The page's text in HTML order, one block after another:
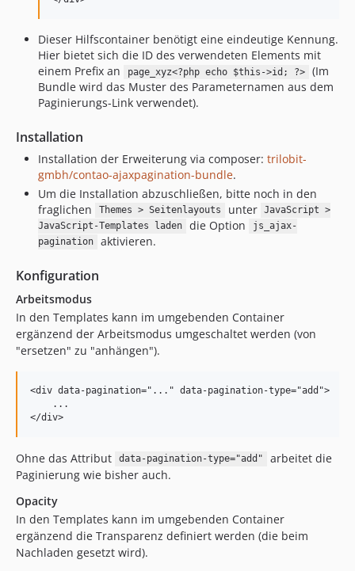
Dieser Hilfscontainer benötigt eine eindeutige Kennung.
Hier bietet sich die ID des verwendeten Elements mit
einem Prefix an
page_xyz<?php echo $this->id; ?>
(Im
Bundle wird das Muster des Parameternamen aus dem
Paginierungs-Link verwendet).
Installation
Installation der Erweiterung via composer: trilobit-
gmbh/contao-ajaxpagination-bundle.
Um die Installation abzuschließen, bitte noch in den
fraglichen
Themes > Seitenlayouts unter JavaScript >
JavaScript-Templates laden
die Option
js_ajax-
pagination
aktivieren.
Konfiguration
Arbeitsmodus
In den Templates kann im umgebenden Container
ergänzend der Arbeitsmodus umgeschaltet werden (von
"ersetzen" zu "anhängen").
<div data-pagination="..." data-pagination-type="add">
    ...
Ohne das Attribut data-pagination-type="add"
arbeitet die
Paginierung wie bisher auch.
Opacity
In den Templates kann im umgebenden Container
ergänzend die Transparenz definiert werden (die beim
Nachladen gesetzt wird).